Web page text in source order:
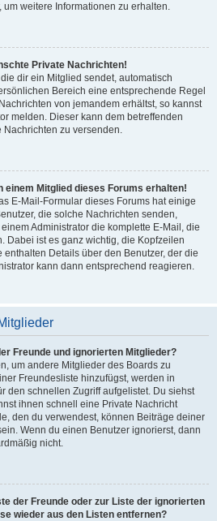
um weitere Informationen zu erhalten.
Private Nachrichten!
dir ein Mitglied sendet, automatisch
Bereich eine entsprechende Regel
von jemandem erhältst, so kannst
melden. Dieser kann dem betreffenden
Nachrichten zu versenden.
einem Mitglied dieses Forums erhalten!
E-Mail-Formular dieses Forums hat einige
die solche Nachrichten senden,
Administrator die komplette E-Mail, die
Dabei ist es ganz wichtig, die Kopfzeilen
Details über den Benutzer, der die
kann dann entsprechend reagieren.
Freunde und ignorierten Mitglieder?
um andere Mitglieder des Boards zu
Freundesliste hinzufügst, werden in
den schnellen Zugriff aufgelistet. Du siehst
ihnen schnell eine Private Nachricht
den du verwendest, können Beiträge deiner
Wenn du einen Benutzer ignorierst, dann
nicht.
der Freunde oder zur Liste der ignorierten
wieder aus den Listen entfernen?